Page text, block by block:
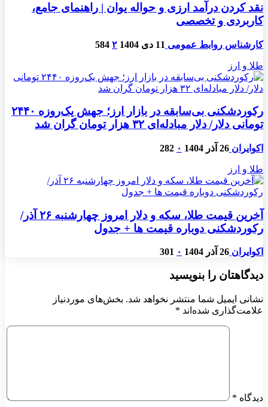
نقد کردن درآمد ارزی و حواله یوان | راهنمای جامع،
کاربردی و تخصصی
کارشناس روابط عمومی 11 دی 1404 ۲ 584
طلا و ارز
رکوردشکنی بی‌سابقه در بازار ارز؛ جهش یک‌روزه ۲۴۴۰
تومانی دلار/ دلار مبادله‌ای ۳۲ هزار تومان گران شد
اکوایران 26 آذر 1404 ۰ 282
طلا و ارز
آخرین قیمت طلا، سکه و دلار امروز چهارشنبه ۲۶ آذر/
رکوردشکنی دوباره قیمت ها + جدول
اکوایران 26 آذر 1404 ۰ 301
دیدگاهتان را بنویسید
نشانی ایمیل شما منتشر نخواهد شد. بخش‌های موردنیاز
علامت‌گذاری شده‌اند *
دیدگاه *